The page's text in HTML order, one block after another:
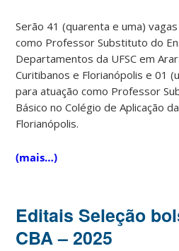
Serão 41 (quarenta e uma)
como Professor Substituto do
Departamentos da UFSC em
Curitibanos e Florianópolis e 01
para atuação como Professor
Básico no Colégio de Aplicação
Florianópolis.
(mais…)
Editais Seleção
CBA – 2025